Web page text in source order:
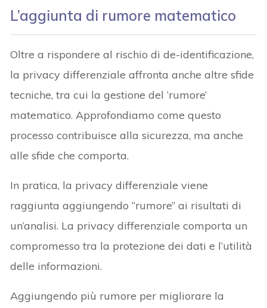
L’aggiunta di rumore matematico
Oltre a rispondere al rischio di de-identificazione,
la privacy differenziale affronta anche altre sfide
tecniche, tra cui la gestione del ‘rumore’
matematico. Approfondiamo come questo
processo contribuisce alla sicurezza, ma anche
alle sfide che comporta.
In pratica, la privacy differenziale viene
raggiunta aggiungendo “rumore” ai risultati di
un’analisi. La privacy differenziale comporta un
compromesso tra la protezione dei dati e l’utilità
delle informazioni.
Aggiungendo più rumore per migliorare la